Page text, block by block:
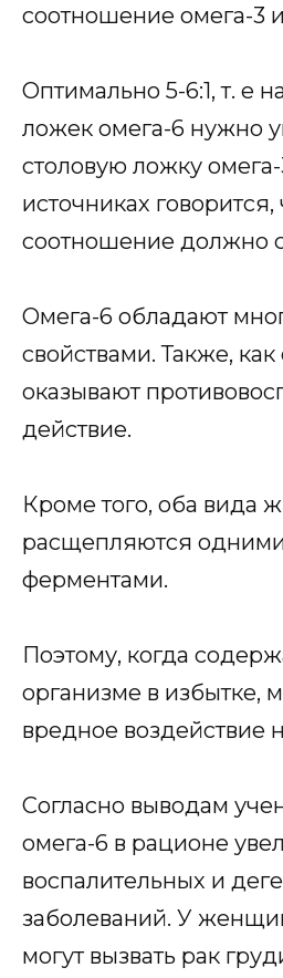
соотношение омега-3
Оптимально 5-6:1, т. е
ложек омега-6 нужно
столовую ложку
источниках говорится,
соотношение должно
Омега-6 обладают
свойствами. Также, как
оказывают
действие.
Кроме того, оба вида
расщепляются
ферментами.
Поэтому, когда
организме в избытке,
вредное воздействие
Согласно выводам
омега-6 в рационе
воспалительных и
заболеваний. У
могут вызвать рак